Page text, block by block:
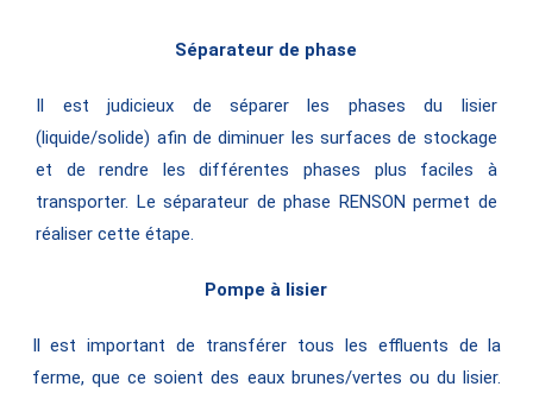
Séparateur de phase
Il est judicieux de séparer les phases du lisier
(liquide/solide) afin de diminuer les surfaces de stockage
et de rendre les différentes phases plus faciles à
transporter. Le séparateur de phase RENSON permet de
réaliser cette étape.
Pompe à lisier
Il est important de transférer tous les effluents de la
ferme, que ce soient des eaux brunes/vertes ou du lisier.